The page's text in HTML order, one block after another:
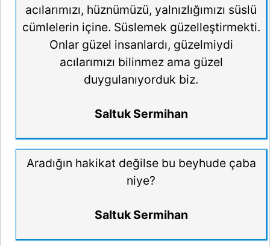
acılarımızı, hüznümüzü, yalnızlığımızı süslü
cümlelerin içine. Süslemek güzelleştirmekti.
Onlar güzel insanlardı, güzelmiydi
acılarımızı bilinmez ama güzel
duygulanıyorduk biz.
Saltuk Sermihan
Aradığın hakikat değilse bu beyhude çaba
niye?
Saltuk Sermihan